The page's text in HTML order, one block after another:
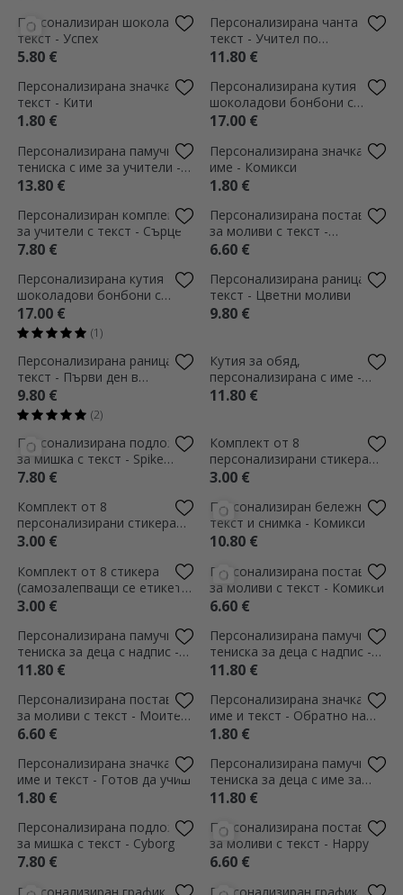
Комплект от 8
персонализирани стикера
(самозалепващи се етикети)
за училище - Еднорог
3.00 €
Персонализиран график с
текст - Баскетбол
2.40 €
Персонализирана памучна
тениска за деца с надпис -
Моливи
11.80 €
Персонализиран шоколад с
текст - Първи ден в
училище
5.80 €
Термос с дръжка и сламка,
персонализиран с име -
модел еднорог
17.80 €
Магнит 10x15 см,
персонализиран с
фотография и текст -
Обратно на училище
3.10 €
Персонализирана значка с
текст - Тенис на маса
1.80 €
Персонализирана памучна
тениска за деца с текст -
Цветни цветя
11.80 €
Персонализирана поставка
за моливи с послание - Кити
6.60 €
(1)
Персонализирана чанта с
текст - Благодарност към
учителя
11.80 €
Персонализиран график с
текст - Кити
2.40 €
Персонализиран график с
текст - Трофей
2.40 €
ЕКСКЛУЗИВНО
Персонализиран цветен
дневник с текст - Най-
добрият учител на всички
времена
29.79 €
текст - Тенис
1.80 €
Персонализиран часовник с
текст - Детска градина
19.80 €
Термос с дръжка и сламка,
персонализиран с послание
- Сладко панда
17.80 €
Мини шоколадов бар с
персонализирано послание
- Моливи
2.00 €
Персонализирана раница с
текст - Първи ден в
детската градина
9.80 €
Персонализирана памучна
тениска с надпис - Не ме
карай да използвам
учителския си глас
13.80 €
Персонализирана значка с
име - 67 Шест Седем Бъбли
1.80 €
Стъклен орнамент с
запазени цветя,
персонализиран с послание
за учителите - Обратно на
училище
13.00 €
Персонализирана значка с
име и текст - Цветна
1.80 €
Персонализирана раница с
име и послание - модел
Unicorn
9.80 €
Персонализирана чаша с
послание - Повтори
7.40 €
Персонализиран бележник с
снимка и текст - Еднорози
График
10.80 €
Персонализирана значка с
име – Kpop
1.80 €
Персонализирана значка с
име - Kendama Master
Комплект от 8 стикера
(самозалепващи се етикети)